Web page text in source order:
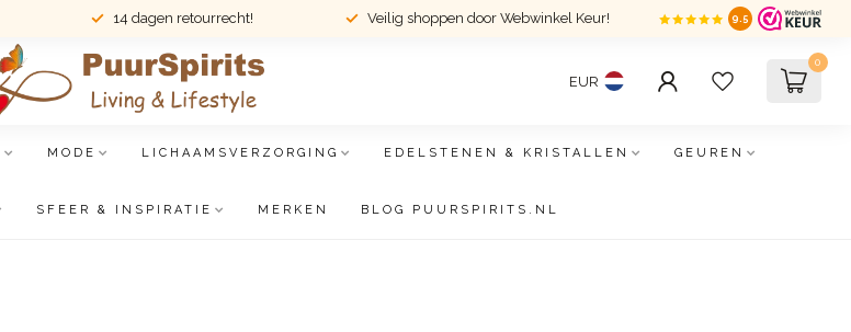
14 dagen retourrecht! Veilig shoppen door Webwinkel Keur! 9.5
EUR
0
MODE LICHAAMSVERZORGING EDELSTENEN & KRISTALLEN GEUREN
SFEER & INSPIRATIE MERKEN BLOG PUURSPIRITS.NL